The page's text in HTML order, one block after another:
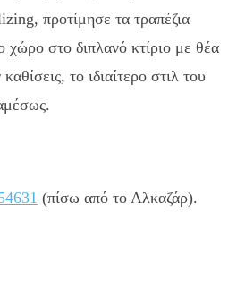
προτίμησε τα τραπέζια
χώρο στο διπλανό κτίριο με θέα
το ιδιαίτερο στιλ του
(πίσω από το Αλκαζάρ).